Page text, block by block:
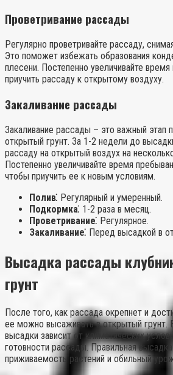
Проветривание рассады
Регулярно проветривайте рассаду,
Это поможет избежать образования
плесени. Постепенно увеличивайте
приучить рассаду к открытому воздуху.
Закаливание рассады
Закаливание рассады – это важный этап
открытый грунт. За 1-2 недели до
рассаду на открытый воздух на
Постепенно увеличивайте время
чтобы приучить ее к новым условиям.
Полив⁚ Регулярный и умеренный.
Подкормка⁚ 1-2 раза в месяц.
Проветривание⁚ Регулярное.
Закаливание⁚ Перед высадкой в
Высадка рассады
грунт
После того, как рассада окрепнет и
ее можно высаживать в открытый грунт.
высадки зависит от климатических
готовности рассады. Правильная
приживаемость растений и обильный